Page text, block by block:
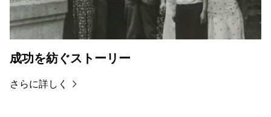
成功を紡ぐストーリー
さらに詳しく